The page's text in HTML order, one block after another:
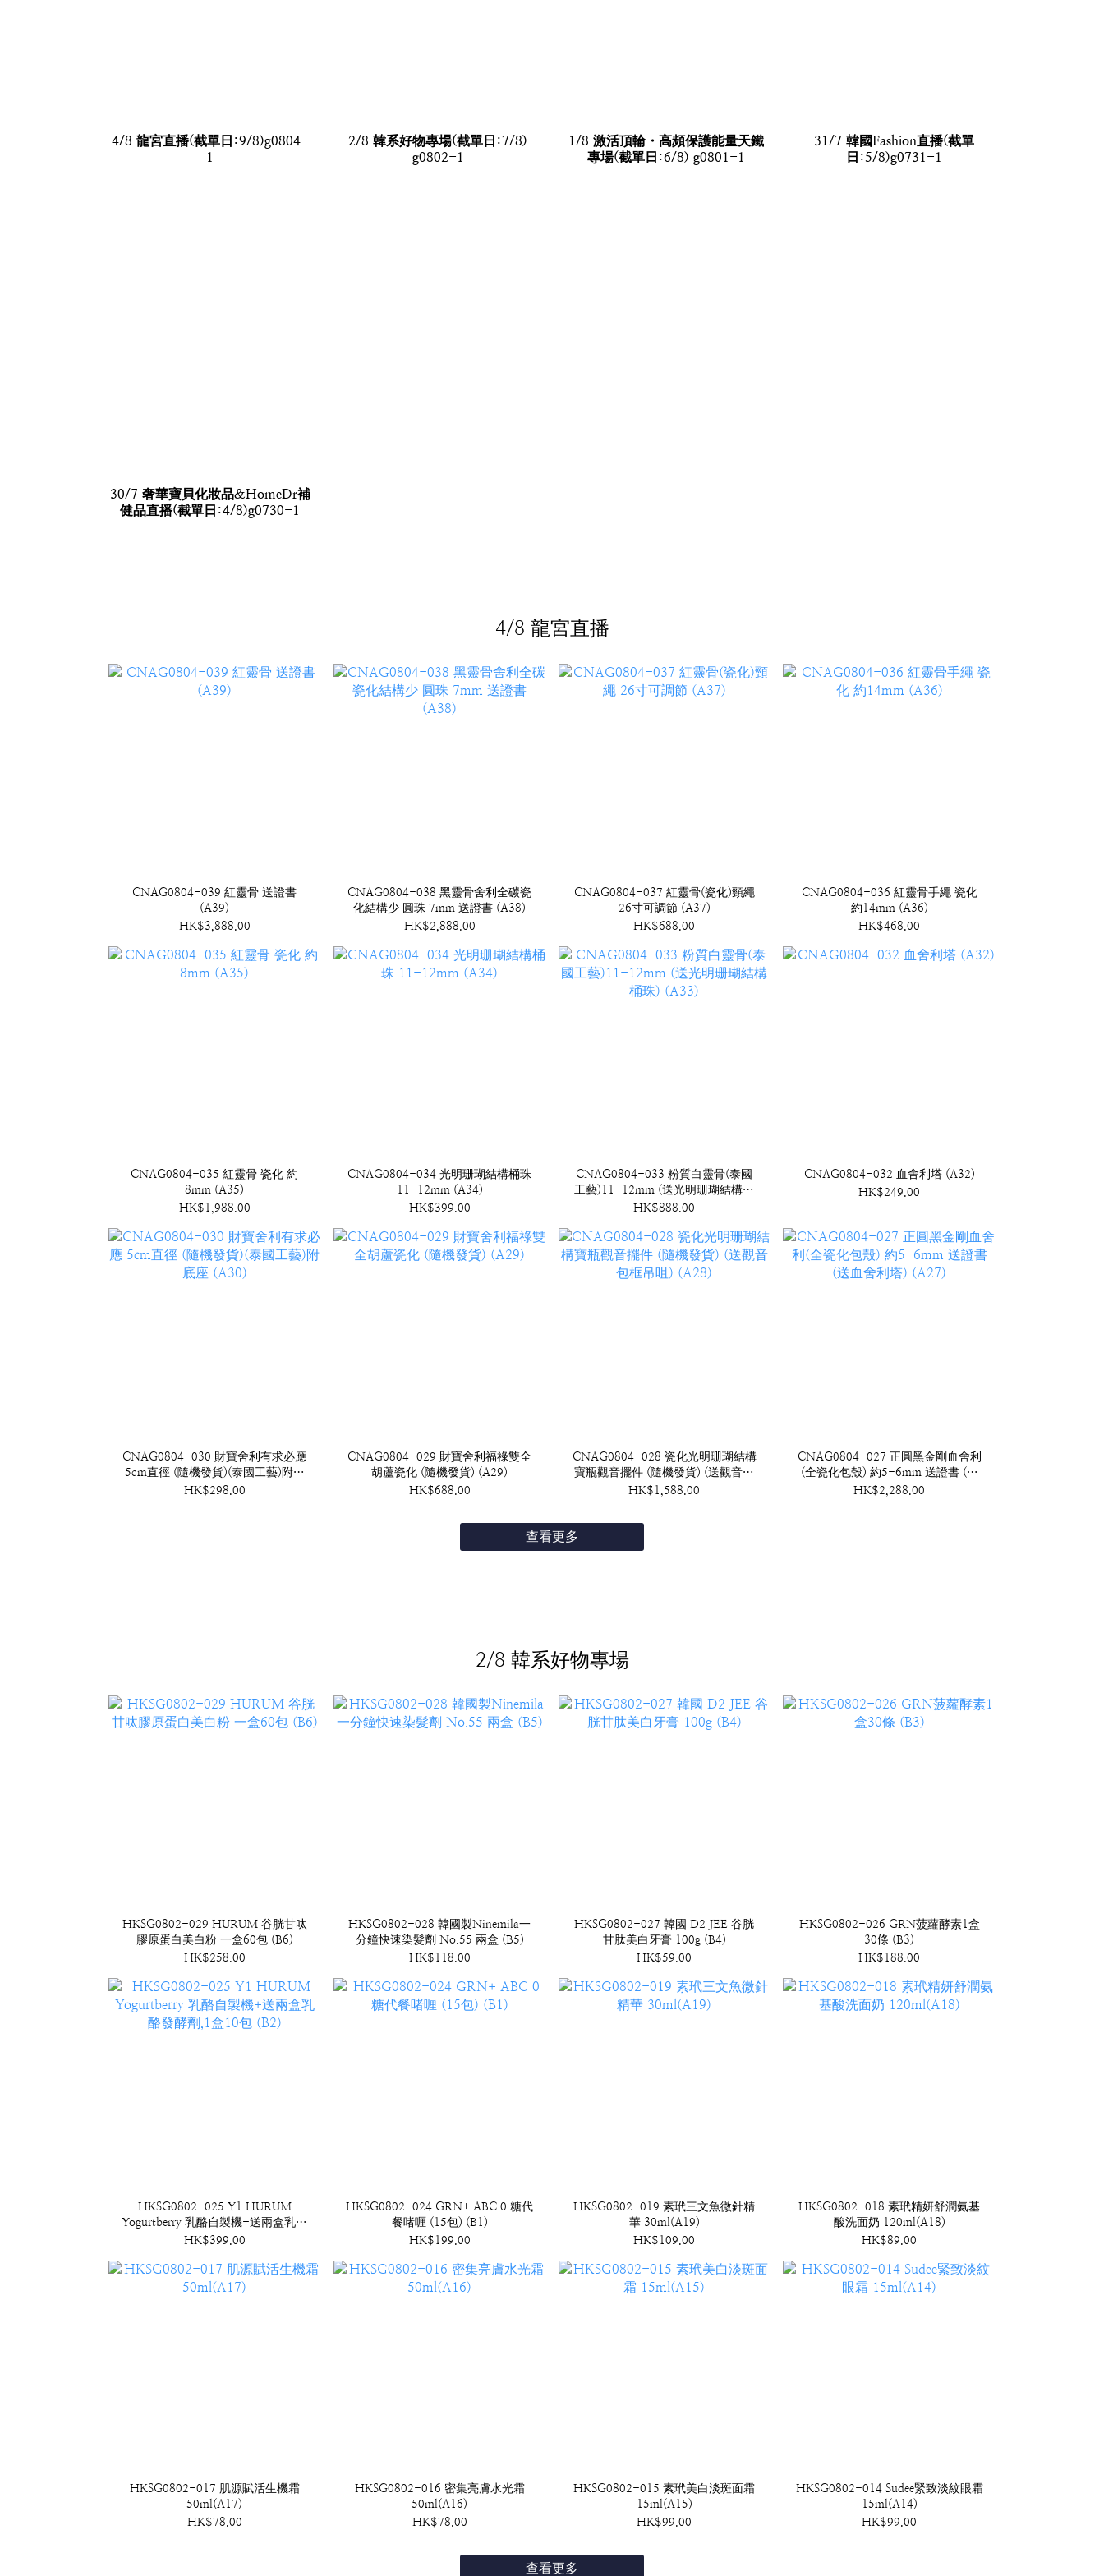
4/8 龍宮直播(截單日:9/8)g0804-
1
2/8 韓系好物專場(截單日:7/8)
g0802-1
1/8 激活頂輪・高頻保護能量天鐵
專場(截單日:6/8) g0801-1
31/7 韓國Fashion直播(截單
日:5/8)g0731-1
30/7 奢華寶貝化妝品&HomeDr補
健品直播(截單日:4/8)g0730-1
4/8 龍宮直播
CNAG0804-039 紅靈骨 送證書
(A39)
HK$3,888.00
CNAG0804-038 黑靈骨舍利全碳瓷
化結構少 圓珠 7mm 送證書 (A38)
HK$2,888.00
CNAG0804-037 紅靈骨(瓷化)頸繩
26寸可調節 (A37)
HK$688.00
CNAG0804-036 紅靈骨手繩 瓷化
約14mm (A36)
HK$468.00
CNAG0804-035 紅靈骨 瓷化 約
8mm (A35)
HK$1,988.00
CNAG0804-034 光明珊瑚結構桶珠
11-12mm (A34)
HK$399.00
CNAG0804-033 粉質白靈骨(泰國
工藝)11-12mm (送光明珊瑚結構桶
珠) (A33)
HK$888.00
CNAG0804-032 血舍利塔 (A32)
HK$249.00
CNAG0804-030 財寶舍利有求必應
5cm直徑 (隨機發貨)(泰國工藝)附底
座 (A30)
HK$298.00
CNAG0804-029 財寶舍利福祿雙全
胡蘆瓷化 (隨機發貨) (A29)
HK$688.00
CNAG0804-028 瓷化光明珊瑚結構
寶瓶觀音擺件 (隨機發貨) (送觀音包
框吊咀) (A28)
HK$1,588.00
CNAG0804-027 正圓黑金剛血舍利
(全瓷化包殼) 約5-6mm 送證書 (送
血舍利塔) (A27)
HK$2,288.00
查看更多
2/8 韓系好物專場
HKSG0802-029 HURUM 谷胱甘呔
膠原蛋白美白粉 一盒60包 (B6)
HK$258.00
HKSG0802-028 韓國製Ninemila一
分鐘快速染髮劑 No.55 兩盒 (B5)
HK$118.00
HKSG0802-027 韓國 D2 JEE 谷胱
甘肽美白牙膏 100g (B4)
HK$59.00
HKSG0802-026 GRN菠蘿酵素1盒
30條 (B3)
HK$188.00
HKSG0802-025 Y1 HURUM
Yogurtberry 乳酪自製機+送兩盒乳酪
發酵劑,1盒10包 (B2)
HK$399.00
HKSG0802-024 GRN+ ABC 0 糖代
餐啫喱 (15包) (B1)
HK$199.00
HKSG0802-019 素玳三文魚微針精
華 30ml(A19)
HK$109.00
HKSG0802-018 素玳精妍舒潤氨基
酸洗面奶 120ml(A18)
HK$89.00
HKSG0802-017 肌源賦活生機霜
50ml(A17)
HK$78.00
HKSG0802-016 密集亮膚水光霜
50ml(A16)
HK$78.00
HKSG0802-015 素玳美白淡斑面霜
15ml(A15)
HK$99.00
HKSG0802-014 Sudee緊致淡紋眼霜
15ml(A14)
HK$99.00
查看更多